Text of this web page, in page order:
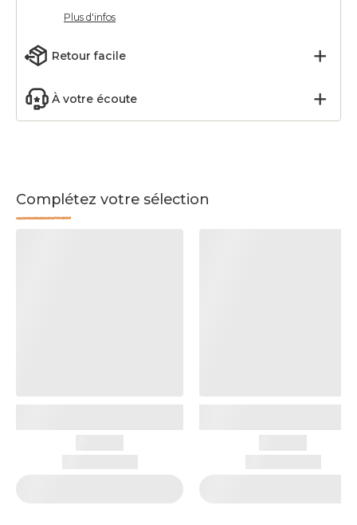
Plus d'infos
Retour facile
À votre écoute
Complétez votre sélection